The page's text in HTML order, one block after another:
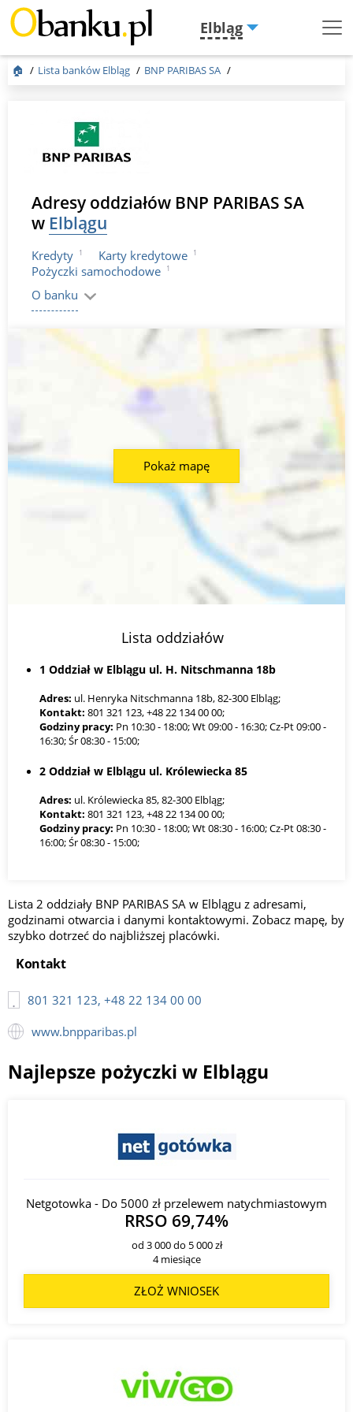
Elbląg
Menu
🏠 Lista banków Elbląg BNP PARIBAS SA
Adresy oddziałów BNP PARIBAS SA
w Elblągu
Kredyty 1 Karty kredytowe 1
Pożyczki samochodowe 1
O banku
Lista oddziałów
1 Oddział w Elblągu ul. H. Nitschmanna 18b
Adres: ul. Henryka Nitschmanna 18b, 82-300 Elbląg;
Kontakt: 801 321 123, +48 22 134 00 00;
Godziny pracy: Pn 10:30 - 18:00; Wt 09:00 - 16:30; Cz-Pt 09:00 -
16:30; Śr 08:30 - 15:00;
2 Oddział w Elblągu ul. Królewiecka 85
Adres: ul. Królewiecka 85, 82-300 Elbląg;
Kontakt: 801 321 123, +48 22 134 00 00;
Godziny pracy: Pn 10:30 - 18:00; Wt 08:30 - 16:00; Cz-Pt 08:30 -
16:00; Śr 08:30 - 15:00;
Pokaż mapę
Lista 2 oddziały BNP PARIBAS SA w Elblągu z adresami,
godzinami otwarcia i danymi kontaktowymi. Zobacz mapę, by
szybko dotrzeć do najbliższej placówki.
Kontakt
801 321 123, +48 22 134 00 00
www.bnpparibas.pl
Najlepsze pożyczki w Elblągu
Netgotowka - Do 5000 zł przelewem natychmiastowym
RRSO 69,74%
od 3 000 do 5 000 zł
4 miesiące
ZŁOŻ WNIOSEK